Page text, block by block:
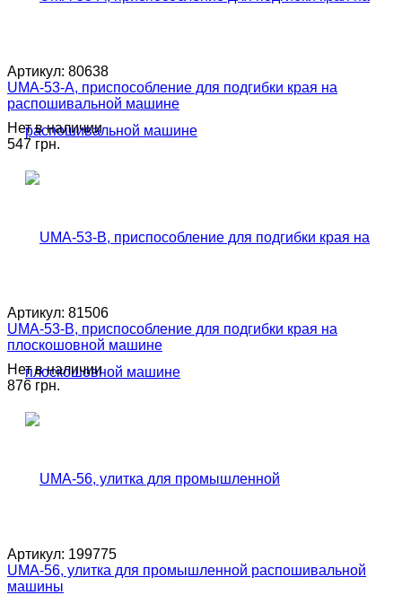
Артикул: 80638
UMA-53-A, приспособление для подгибки края на
распошивальной машине
Нет в наличии
547 грн.
Артикул: 81506
UMA-53-B, приспособление для подгибки края на
плоскошовной машине
Нет в наличии
876 грн.
Артикул: 199775
UMA-56, улитка для промышленной распошивальной
машины